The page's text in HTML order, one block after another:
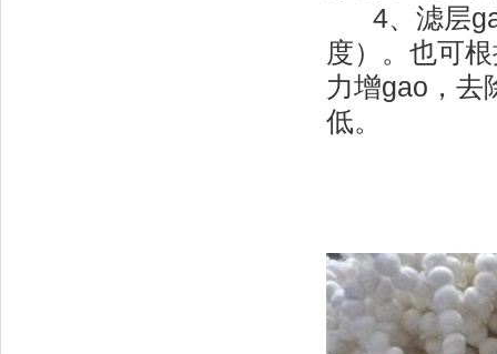
4、滤层
度）。也可
力增gao，去
低。